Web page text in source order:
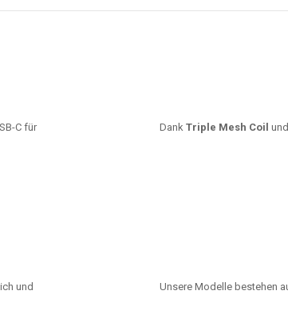
C für
Dank Triple Mesh Coil
und
Unsere Modelle bestehen